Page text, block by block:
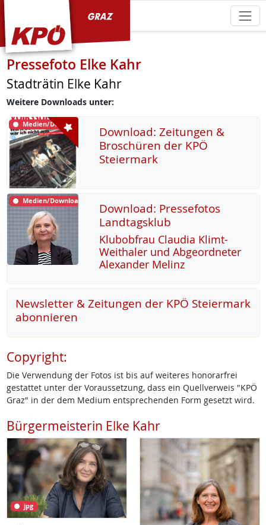
Pressefoto Elke Kahr
Stadträtin Elke Kahr
Weitere Downloads unter:
Medien/Download
Download: Zeitungen &
Broschüren der KPÖ
Steiermark
Medien/Download
Download: Pressefotos
Landtagsklub
Klu­b­ob­frau Clau­dia Klimt-
Weitha­ler und Ab­ge­ord­ne­ter
Alex­an­der Me­linz
Newsletter & Zeitungen der KPÖ Steiermark
abonnieren
Copyright:
Die Verwendung der Fotos ist bis auf weiteres honorarfrei
gestattet unter der Voraussetzung, dass ein Quellverweis "KPÖ
Graz" in der dem Medium entsprechenden Form gesetzt wird.
Bürgermeisterin Elke Kahr
jpg